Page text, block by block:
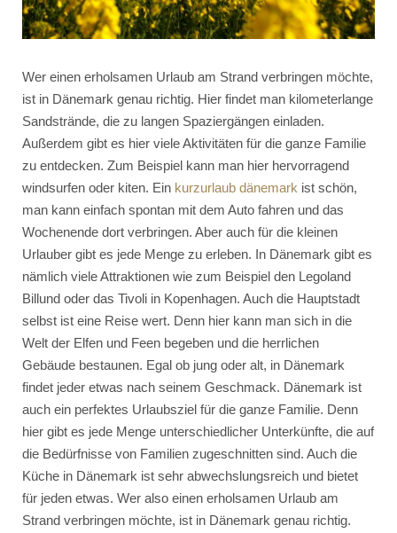
Wer einen erholsamen Urlaub am Strand verbringen möchte,
ist in Dänemark genau richtig. Hier findet man kilometerlange
Sandstrände, die zu langen Spaziergängen einladen.
Außerdem gibt es hier viele Aktivitäten für die ganze Familie
zu entdecken. Zum Beispiel kann man hier hervorragend
windsurfen oder kiten. Ein kurzurlaub dänemark ist schön,
man kann einfach spontan mit dem Auto fahren und das
Wochenende dort verbringen. Aber auch für die kleinen
Urlauber gibt es jede Menge zu erleben. In Dänemark gibt es
nämlich viele Attraktionen wie zum Beispiel den Legoland
Billund oder das Tivoli in Kopenhagen. Auch die Hauptstadt
selbst ist eine Reise wert. Denn hier kann man sich in die
Welt der Elfen und Feen begeben und die herrlichen
Gebäude bestaunen. Egal ob jung oder alt, in Dänemark
findet jeder etwas nach seinem Geschmack. Dänemark ist
auch ein perfektes Urlaubsziel für die ganze Familie. Denn
hier gibt es jede Menge unterschiedlicher Unterkünfte, die auf
die Bedürfnisse von Familien zugeschnitten sind. Auch die
Küche in Dänemark ist sehr abwechslungsreich und bietet
für jeden etwas. Wer also einen erholsamen Urlaub am
Strand verbringen möchte, ist in Dänemark genau richtig.